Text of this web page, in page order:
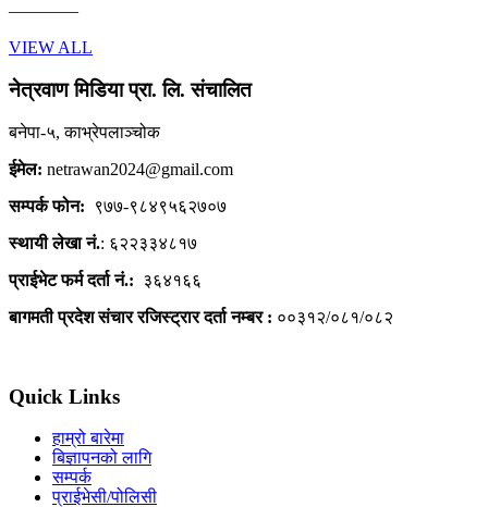
————
VIEW ALL
नेत्रवाण मिडिया प्रा. लि. संचालित
बनेपा-५, काभ्रेपलाञ्चोक
ईमेल: netrawan2024@gmail.com
सम्पर्क फोन:
९७७-९८४९५६२७०७
स्थायी लेखा नं.: ६२२३३४८१७
प्राईभेट फर्म दर्ता नं.: ३६४१६६
बागमती प्रदेश संचार रजिस्ट्रार दर्ता नम्बर : ००३१२/०८१/०८२
Quick Links
हाम्रो बारेमा
बिज्ञापनको लागि
सम्पर्क
प्राईभेसी/पोलिसी